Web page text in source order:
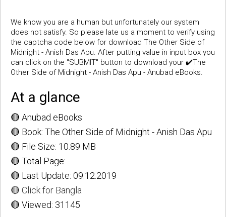
We know you are a human but unfortunately our system
does not satisfy. So please late us a moment to verify using
the captcha code below for download The Other Side of
Midnight - Anish Das Apu. After putting value in input box you
can click on the "SUBMIT" button to download your ✔️The
Other Side of Midnight - Anish Das Apu - Anubad eBooks.
At a glance
🔴 Anubad eBooks
🔴 Book: The Other Side of Midnight - Anish Das Apu
🔴 File Size: 10.89 MB
🔴 Total Page:
🔴 Last Update: 09.12.2019
🔴 Click for Bangla
🔴 Viewed: 31145